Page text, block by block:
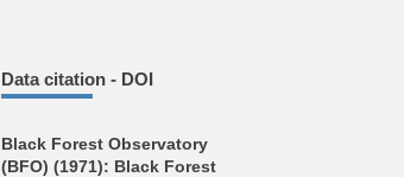
Data citation - DOI
Black Forest Observatory
(BFO) (1971): Black Forest